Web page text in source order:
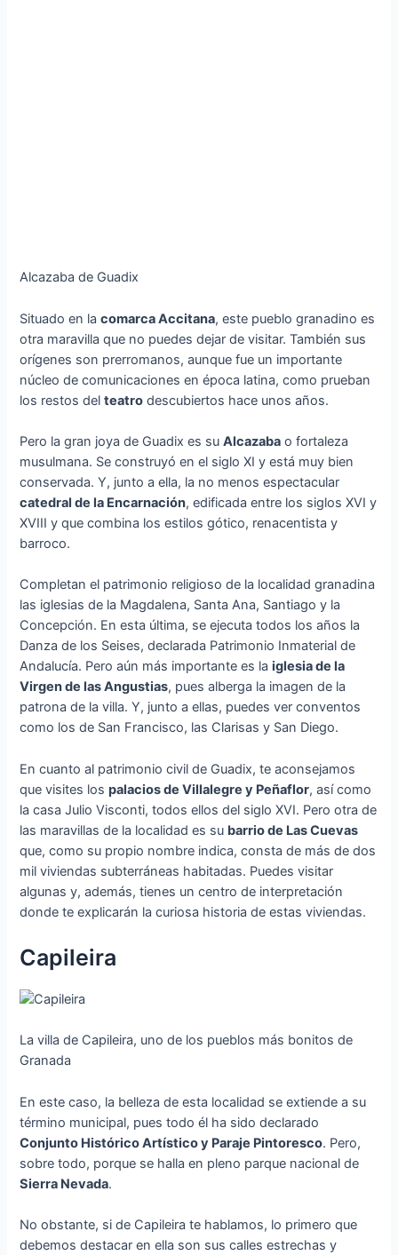
Alcazaba de Guadix
Situado en lacomarca Accitana, este pueblo granadino es
otra maravilla que no puedes dejar de visitar. También sus
orígenes son prerromanos, aunque fue un importante
núcleo de comunicaciones en época latina, como prueban
los restos delteatro descubiertos hace unos años.
Pero la gran joya de Guadix es suAlcazaba o fortaleza
musulmana. Se construyó en el siglo XI y está muy bien
conservada. Y, junto a ella, la no menos espectacular
catedral de la Encarnación, edificada entre los siglos XVI y
XVIII y que combina los estilos gótico, renacentista y
barroco.
Completan el patrimonio religioso de la localidad granadina
las iglesias de la Magdalena, Santa Ana, Santiago y la
Concepción. En esta última, se ejecuta todos los años la
Danza de los Seises, declarada Patrimonio Inmaterial de
Andalucía. Pero aún más importante es laiglesia de la
Virgen de las Angustias, pues alberga la imagen de la
patrona de la villa. Y, junto a ellas, puedes ver conventos
como los de San Francisco, las Clarisas y San Diego.
En cuanto al patrimonio civil de Guadix, te aconsejamos
que visites lospalacios de Villalegre y Peñaflor, así como
la casa Julio Visconti, todos ellos del siglo XVI. Pero otra de
las maravillas de la localidad es su barrio de Las Cuevas
que, como su propio nombre indica, consta de más de dos
mil viviendas subterráneas habitadas. Puedes visitar
algunas y, además, tienes un centro de interpretación
donde te explicarán la curiosa historia de estas viviendas.
Capileira
La villa de Capileira, uno de los pueblos más bonitos de
Granada
En este caso, la belleza de esta localidad se extiende a su
término municipal, pues todo él ha sido declarado
Conjunto Histórico Artístico y Paraje Pintoresco. Pero,
sobre todo, porque se halla en pleno parque nacional de
Sierra Nevada.
No obstante, si de Capileira te hablamos, lo primero que
debemos destacar en ella son sus calles estrechas y